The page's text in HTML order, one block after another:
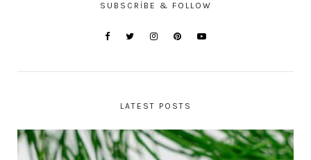
SUBSCRIBE & FOLLOW
LATEST POSTS